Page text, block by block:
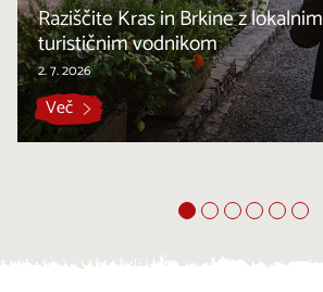
Raziščite Kras in Brkine z lokalnim
turističnim vodnikom
2. 7. 2026
Več